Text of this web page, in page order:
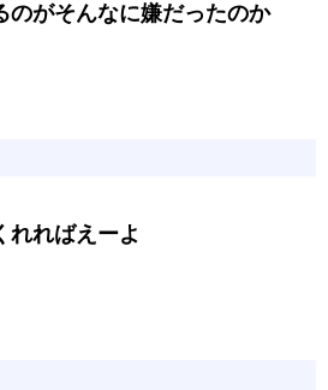
のがそんなに嫌だったのか
れればえーよ